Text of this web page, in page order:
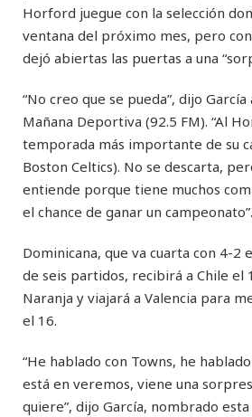
Horford juegue con la selección
ventana del próximo mes, pero
dejó abiertas las puertas a una
“No creo que se pueda”, dijo
Mañana Deportiva (92.5 FM). “Al
temporada más importante de su
Boston Celtics). No se descarta,
entiende porque tiene muchos
el chance de ganar un campeonato”.
Dominicana, que va cuarta con 4-2
de seis partidos, recibirá a Chile el
Naranja y viajará a Valencia para
el 16.
“He hablado con Towns, he
está en veremos, viene una
quiere”, dijo García, nombrado